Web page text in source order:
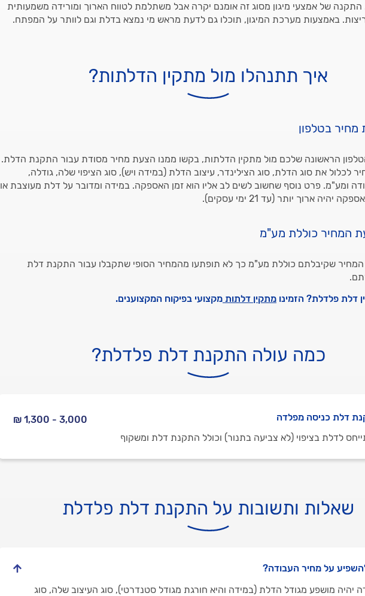
התקנה של אמצעי מיגון מסוג זה אומנם יקרה אבל משתלמת לטווח הארוך ומורידה משמעותית
באמצעות מערכת המיגון, תוכלו גם לדעת מראש מי נמצא בדלת וגם לוותר על המפתח.
איך תתנהלו מול מתקין הדלתות?
בטלפון
הראשונה שלכם מול מתקין הדלתות, בקשו ממנו הצעת מחיר מסודת עבור התקנת הדלת.
לכלול את סוג הדלת, סוג הצילינדר, עיצוב הדלת (במידה ויש), סוג הציפוי שלה, גודלה,
ומע"מ. פרט נוסף שחשוב לשים לב אליו הוא זמן האספקה. במידה ומדובר על דלת מעוצבת או
יהיה ארוך יותר (עד 21 ימי עסקים).
המחיר כוללת מע"מ
שקיבלתם כוללת מע"מ כך לא תופתעו מהמחיר הסופי שתקבלו עבור התקנת דלת
דלת פלדלת? הזמינו מתקין דלתות מקצועי בפיקוח המקצוענים.
כמה עולה התקנת דלת פלדלת?
דלת כניסה מפלדה
3,000 - 1,300 ₪
לדלת בציפוי (לא צביעה בתנור) וכולל התקנת דלת ומשקוף
שאלות ותשובות על התקנת דלת פלדלת
על מחיר העבודה?
יהיה מושפע מגודל הדלת (במידה והיא חורגת מגודל סטנדרטי), סוג העיצוב שלה, סוג